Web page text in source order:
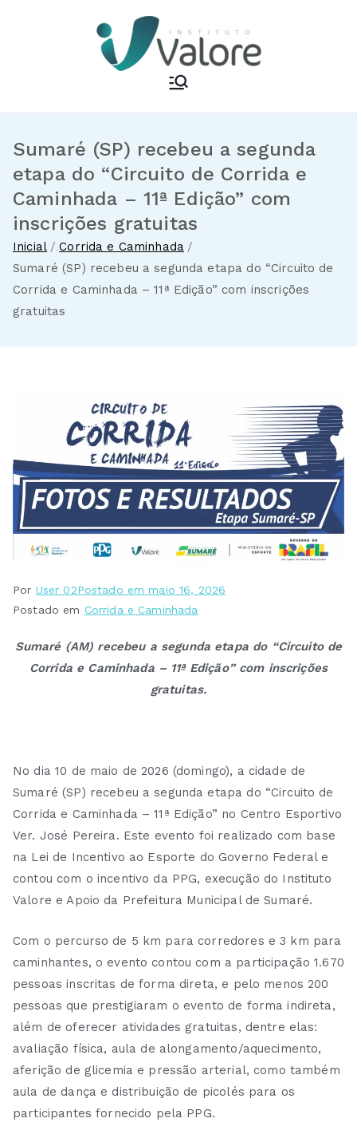
Instituto Valore
Sumaré (SP) recebeu a segunda
etapa do “Circuito de Corrida e
Caminhada – 11ª Edição” com
inscrições gratuitas
Inicial
Corrida e Caminhada
Sumaré (SP) recebeu a segunda etapa do “Circuito de
Corrida e Caminhada – 11ª Edição” com inscrições
gratuitas
Por User 02Postado emmaio 16, 2026
Postado em Corrida e Caminhada
Sumaré (AM) recebeu a segunda etapa do “Circuito de
Corrida e Caminhada – 11ª Edição” com inscrições
gratuitas.
No dia 10 de maio de 2026 (domingo), a cidade de
Sumaré (SP) recebeu a segunda etapa do “Circuito de
Corrida e Caminhada – 11ª Edição” no Centro Esportivo
Ver. José Pereira. Este evento foi realizado com base
na Lei de Incentivo ao Esporte do Governo Federal e
contou com o incentivo da PPG, execução do Instituto
Valore e Apoio da Prefeitura Municipal de Sumaré.
Com o percurso de 5 km para corredores e 3 km para
caminhantes, o evento contou com a participação 1.670
pessoas inscritas de forma direta, e pelo menos 200
pessoas que prestigiaram o evento de forma indireta,
além de oferecer atividades gratuitas, dentre elas:
avaliação física, aula de alongamento/aquecimento,
aferição de glicemia e pressão arterial, como também
aula de dança e distribuição de picolés para os
participantes fornecido pela PPG.